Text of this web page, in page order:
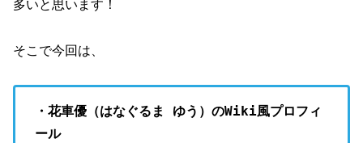
多いと思います！
そこで今回は、
・花車優（はなぐるま ゆう）のWiki風プロフィ
ール